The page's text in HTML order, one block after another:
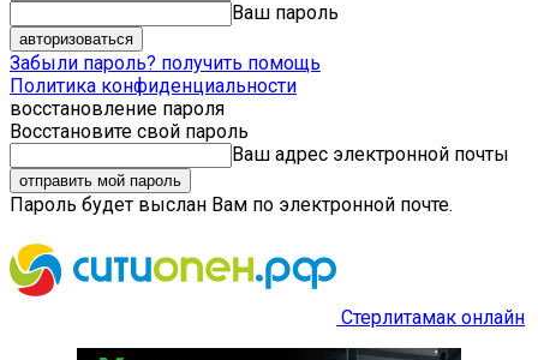
Ваш пароль
Забыли пароль? получить помощь
Политика конфиденциальности
восстановление пароля
Восстановите свой пароль
Ваш адрес электронной почты
Пароль будет выслан Вам по электронной почте.
Стерлитамак онлайн